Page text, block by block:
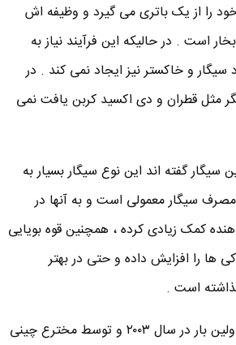
خود را از یک باتری می گیرد و وظیفه اش
است . در حالیکه این فرآیند نیاز به
و خاکستر نیز ایجاد نمی کند . در
مثل قطران و دی اکسید کربن یافت نمی
گفته اند این نوع سیگار بسیار به
مصرف سیگار معمولی است و به آنها در
کمک زیادی کرده ، همچنین قوه بویایی
را افزایش داده و حتی در بهتر
گذاشته است .
سیگار الکترونیکی برای اولین بار در سال ۲۰۰۳ و توسط مخترع چینی